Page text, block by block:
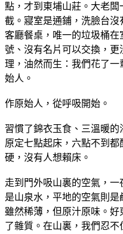
點，才到東埔山莊。大老
截。寢室是通鋪，洗臉台
客廳餐桌，唯一的垃圾桶在
號、沒有名片可以交換，
理，油然而生：我們花了
始人。
作原始人，從呼吸開始。
習慣了錦衣玉食、三溫暖的
原定七點起床，六點不到
硬，沒有人想賴床。
走到門外吸山裏的空氣，
是山泉水，平地的空氣則是
雖然稀薄，但原汁原味。
了雜質。在山裏，我們忍